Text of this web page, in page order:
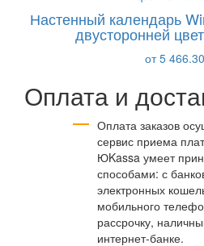
Настенный календарь
двусторонней
от 5
Оплата и
Оплата заказов
сервис приема
ЮKassa умеет
способами: с
электронных
мобильного
рассрочку,
интернет-банке.